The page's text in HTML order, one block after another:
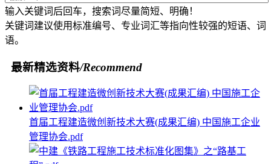
输入关键词后回车，搜索词尽量简短、明确！
关键词建议使用标准编号、专业词汇等指向性较强的短语、词
语。
最新精选资料/Recommend
首届工程建造微创新技术大赛(成果汇编) 中国施工企业
管理协会.pdf